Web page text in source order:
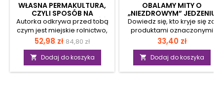
WŁASNA PERMAKULTURA,
CZYLI SPOSÓB NA
SAMOWYSTARCZALNOŚĆ
Autorka odkrywa przed tobą
czym jest miejskie rolnictwo,
czyli własna permakultura.
Podpowiada, jak uprawiać
żywność w najbardziej
zaskakujących miejscach. Na
dachach, balkonach,
Cena
52,98 zł Cena
podstawowa
84,80 zł
 Dodaj do koszyka
OBALAMY MITY O
„NIEZDROWYM” JEDZENIU
Dowiedz się, kto kryje się za
produktami oznaczonymi
pozornie sprzyjającymi
zdrowiu hasłami w stylu
„wolne od…” albo „dla osób z
nietolerancją…”. Zrozumiesz
również, że nie istnieją żadne
Cena
33,40 zł
 Dodaj do koszyka